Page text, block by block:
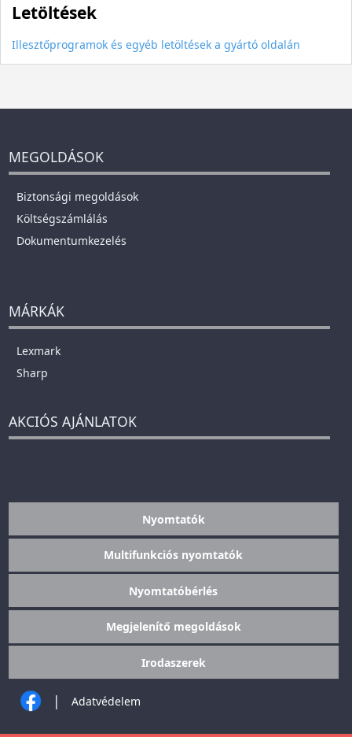
Letöltések
Illesztőprogramok és egyéb letöltések a gyártó oldalán
MEGOLDÁSOK
Biztonsági megoldások
Költségszámlálás
Dokumentumkezelés
MÁRKÁK
Lexmark
Sharp
AKCIÓS AJÁNLATOK
Nyomtatók
Multifunkciós nyomtatók
Nyomtatóbérlés
Megjelenítő megoldások
Irodaszerek
| Adatvédelem